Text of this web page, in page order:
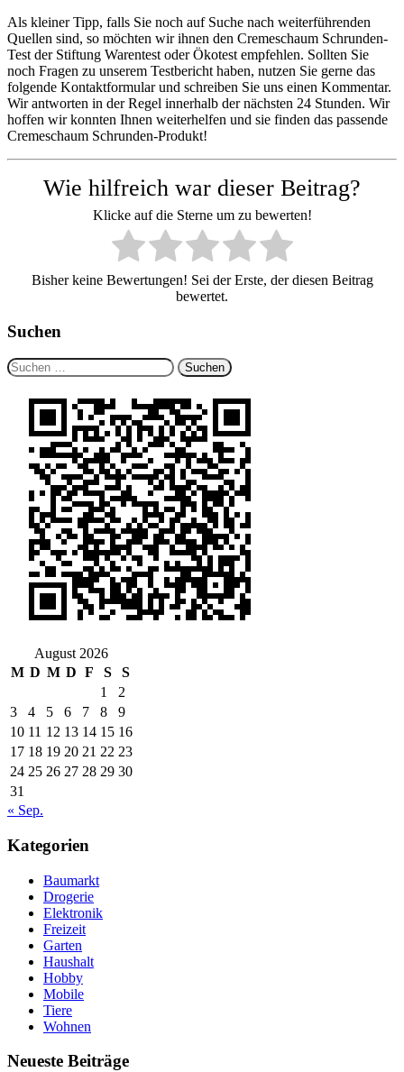
Als kleiner Tipp, falls Sie noch auf Suche nach weiterführenden
Quellen sind, so möchten wir ihnen den Cremeschaum Schrunden-
Test der Stiftung Warentest oder Ökotest empfehlen. Sollten Sie
noch Fragen zu unserem Testbericht haben, nutzen Sie gerne das
folgende Kontaktformular und schreiben Sie uns einen Kommentar.
Wir antworten in der Regel innerhalb der nächsten 24 Stunden. Wir
hoffen wir konnten Ihnen weiterhelfen und sie finden das passende
Cremeschaum Schrunden-Produkt!
Wie hilfreich war dieser Beitrag?
Klicke auf die Sterne um zu bewerten!
Bisher keine Bewertungen! Sei der Erste, der diesen Beitrag
bewertet.
Suchen
Suchen
nach:
August 2026
M D M D F S
S
1
2
3
4 5 6 7 8
9
10 11 12 13 14 15 16
17 18 19 20 21 22 23
24 25 26 27 28 29 30
31
« Sep.
Kategorien
Baumarkt
Drogerie
Elektronik
Freizeit
Garten
Haushalt
Hobby
Mobile
Tiere
Wohnen
Neueste Beiträge